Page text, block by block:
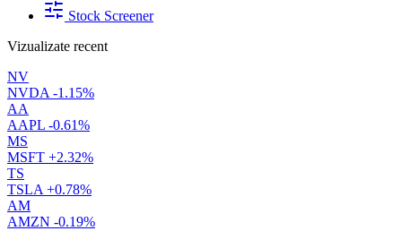
Stock Screener
Vizualizate recent
NV
NVDA -1.15%
AA
AAPL -0.61%
MS
MSFT +2.32%
TS
TSLA +0.78%
AM
AMZN -0.19%